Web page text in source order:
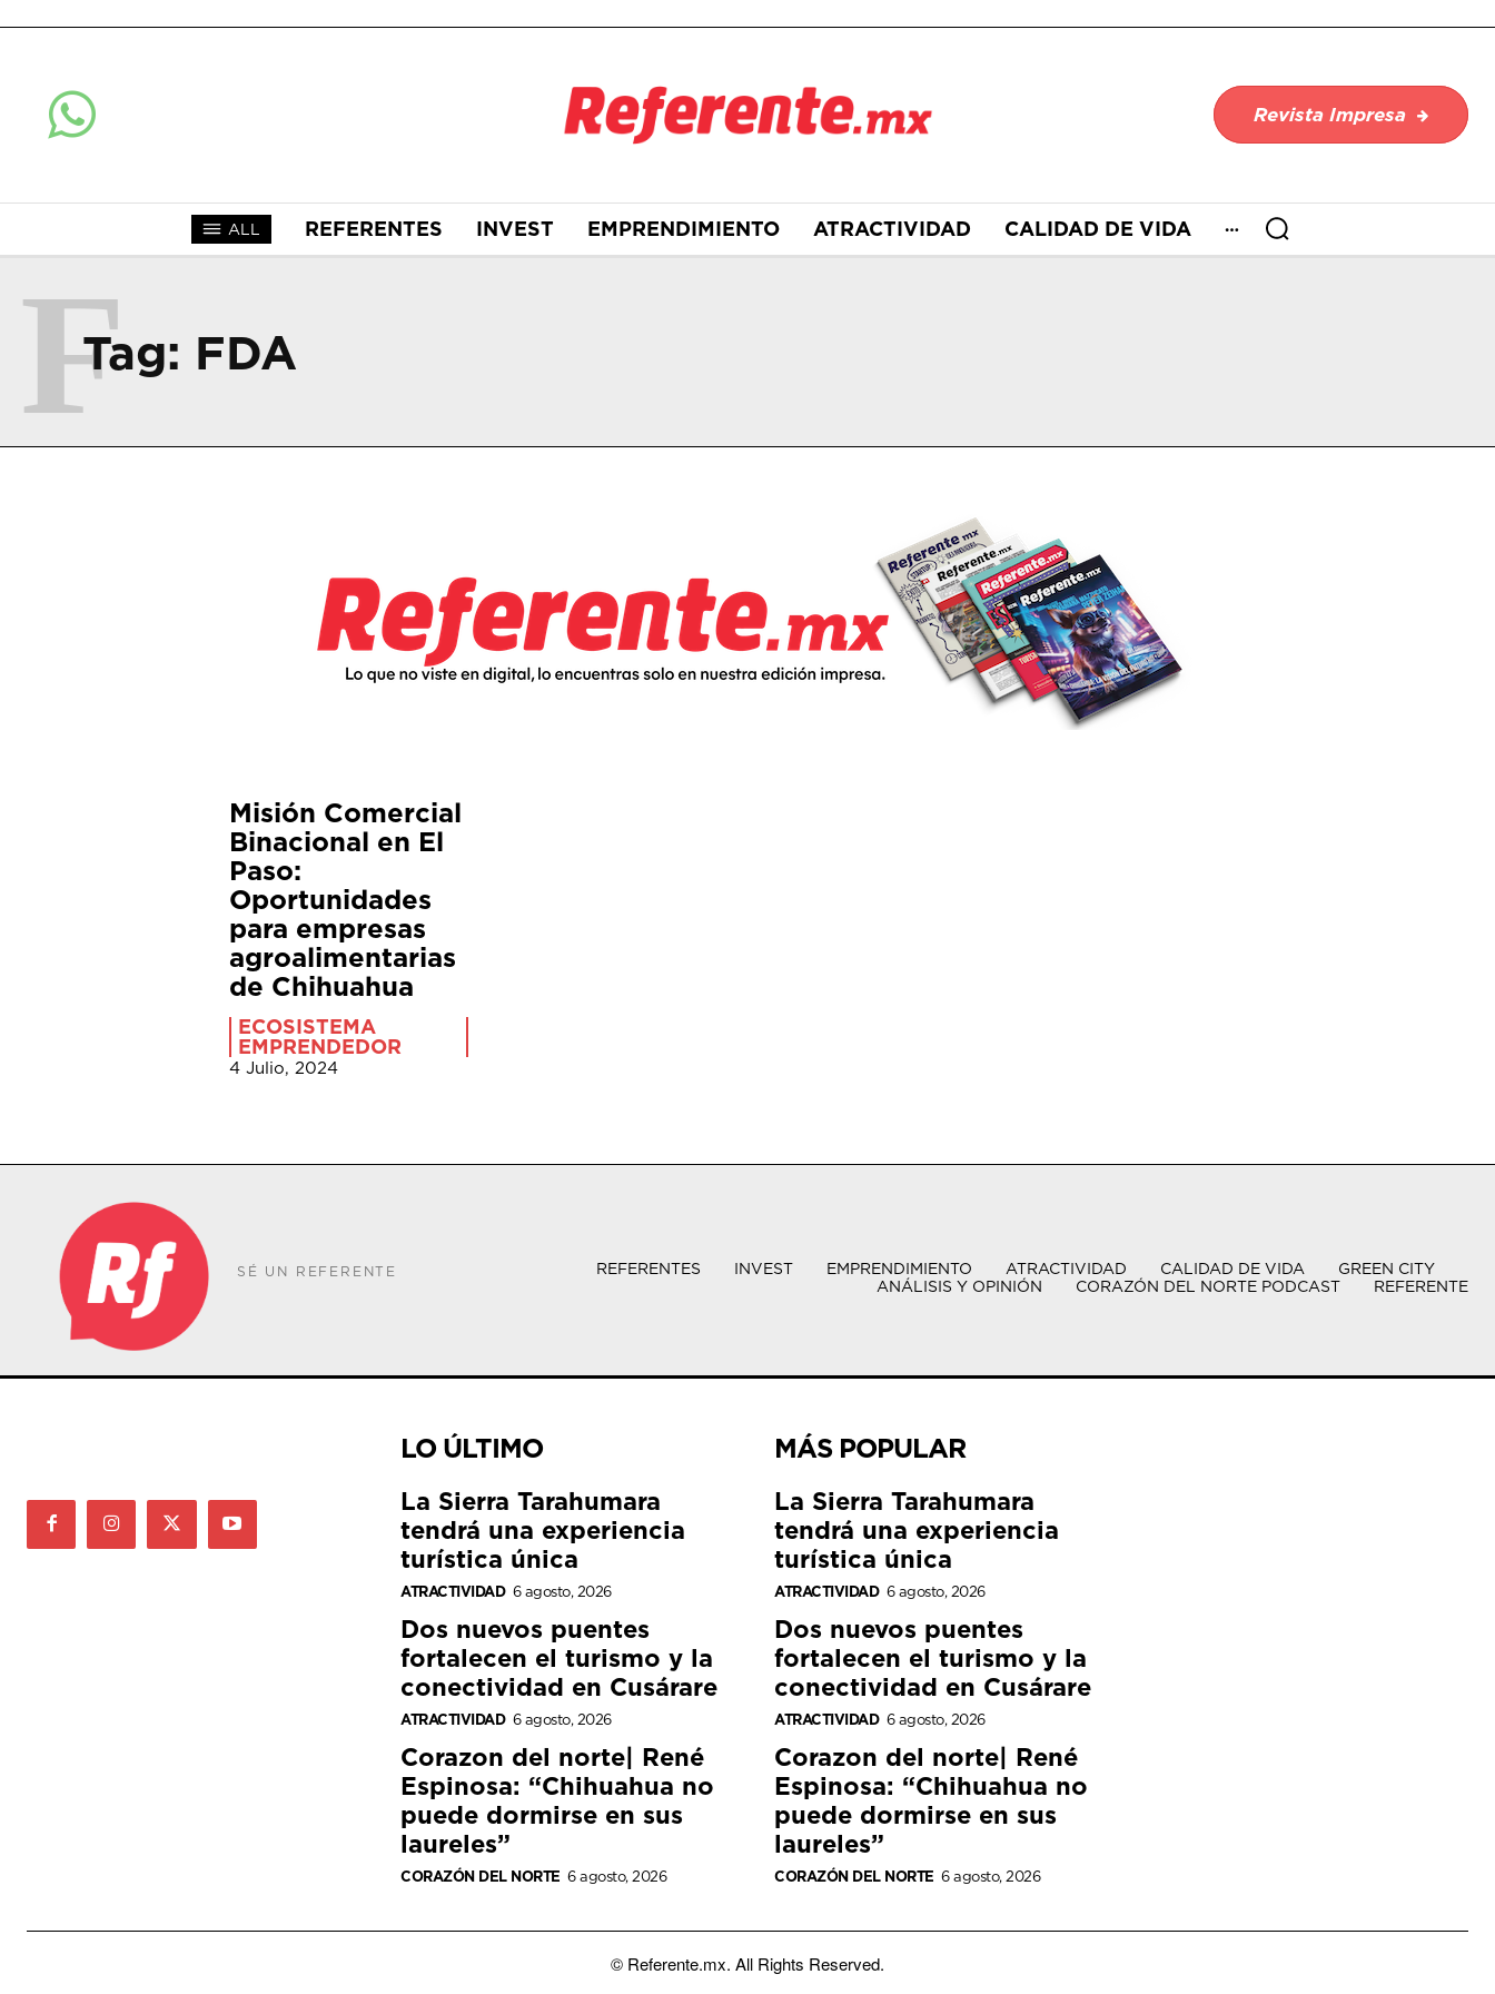
Revista Impresa
ALL REFERENTES INVEST EMPRENDIMIENTO ATRACTIVIDAD CALIDAD DE VIDA
Tag: FDA
F
Misión Comercial
Binacional en El
Paso:
Oportunidades
para empresas
agroalimentarias
de Chihuahua
ECOSISTEMA
EMPRENDEDOR
4 Julio, 2024
SÉ UN REFERENTE REFERENTES INVEST EMPRENDIMIENTO ATRACTIVIDAD CALIDAD DE VIDA
GREEN CITY
ANÁLISIS Y OPINIÓN
CORAZÓN DEL NORTE PODCAST REFERENTE
LO ÚLTIMO
La Sierra Tarahumara
tendrá una experiencia
turística única
ATRACTIVIDAD 6 agosto, 2026
Dos nuevos puentes
fortalecen el turismo y la
conectividad en Cusárare
ATRACTIVIDAD 6 agosto, 2026
Corazon del norte| René
Espinosa: “Chihuahua no
puede dormirse en sus
laureles”
CORAZÓN DEL NORTE 6 agosto, 2026
MÁS POPULAR
La Sierra Tarahumara
tendrá una experiencia
turística única
ATRACTIVIDAD 6 agosto, 2026
Dos nuevos puentes
fortalecen el turismo y la
conectividad en Cusárare
ATRACTIVIDAD 6 agosto, 2026
Corazon del norte| René
Espinosa: “Chihuahua no
puede dormirse en sus
laureles”
CORAZÓN DEL NORTE 6 agosto, 2026
© Referente.mx. All Rights Reserved.